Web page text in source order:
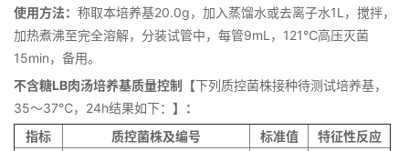
使用方法： 称取本培养基20.0g，加入蒸馏水或去离子水1L，搅拌，
加热煮沸至完全溶解，分装试管中，每管9mL，121℃高压灭菌
15min，备用。
不含糖LB肉汤培养基质量控制【下列质控菌株接种待测试培养基，
35～37℃，24h结果如下： 】：
指标
质控菌株及编号 标准值 特征性反应